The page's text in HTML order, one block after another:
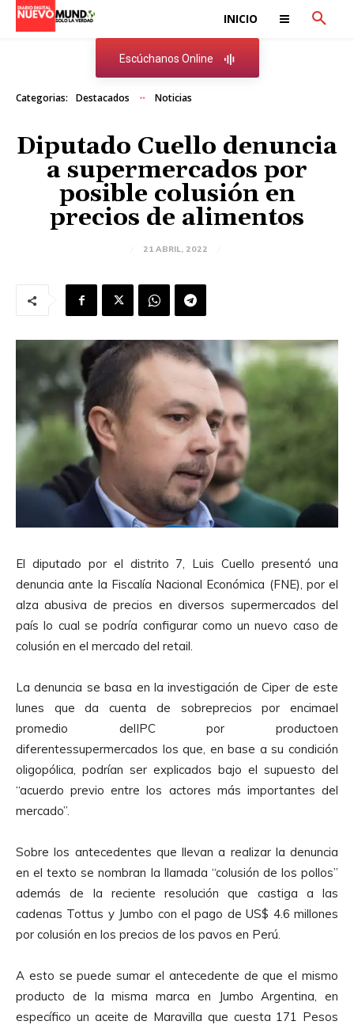
INICIO
Escúchanos Online
Categorias: Destacados Noticias
Diputado Cuello denuncia
a supermercados por
posible colusión en
precios de alimentos
21 ABRIL, 2022
El diputado por el distrito 7, Luis Cuello presentó una
denuncia ante la Fiscalía Nacional Económica (FNE), por el
alza abusiva de precios en diversos supermercados del
país lo cual se podría configurar como un nuevo caso de
colusión en el mercado del retail.
La denuncia se basa en la investigación de Ciper de este
lunes que da cuenta de sobreprecios por encimael
promedio delIPC por productoen
diferentessupermercados los que, en base a su condición
oligopólica, podrían ser explicados bajo el supuesto del
“acuerdo previo entre los actores más importantes del
mercado”.
Sobre los antecedentes que llevan a realizar la denuncia
en el texto se nombran la llamada “colusión de los pollos”
además de la reciente resolución que castiga a las
cadenas Tottus y Jumbo con el pago de US$ 4.6 millones
por colusión en los precios de los pavos en Perú.
A esto se puede sumar el antecedente de que el mismo
producto de la misma marca en Jumbo Argentina, en
específico un aceite de Maravilla que cuesta 171 Pesos